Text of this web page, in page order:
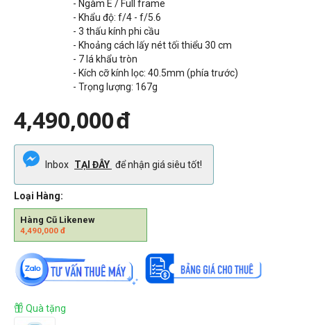
- Ngàm E / Full frame
- Khẩu độ: f/4 - f/5.6
- 3 thấu kính phi cầu
- Khoảng cách lấy nét tối thiểu 30 cm
- 7 lá khẩu tròn
- Kích cỡ kính lọc: 40.5mm (phía trước)
- Trọng lượng: 167g
4,490,000đ
Inbox TẠI ĐÂY để nhận giá siêu tốt!
Loại Hàng:
Hàng Cũ Likenew
4,490,000 đ
Quà tặng